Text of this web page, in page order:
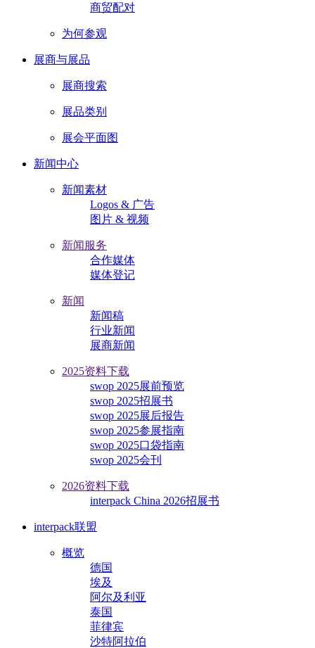
商贸配对
为何参观
展商与展品
展商搜索
展品类别
展会平面图
新闻中心
新闻素材
Logos & 广告
图片 & 视频
新闻服务
合作媒体
媒体登记
新闻
新闻稿
行业新闻
展商新闻
2025资料下载
swop 2025展前预览
swop 2025招展书
swop 2025展后报告
swop 2025参展指南
swop 2025口袋指南
swop 2025会刊
2026资料下载
interpack China 2026招展书
interpack联盟
概览
德国
埃及
阿尔及利亚
泰国
菲律宾
沙特阿拉伯